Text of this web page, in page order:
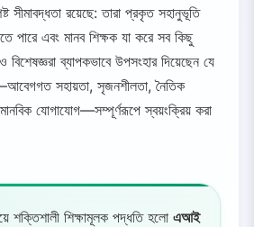
সীমাবদ্ধতা রয়েছে: তারা প্রকৃত সহানুভূতি
পারে এবং মানব শিক্ষক যা করে সব কিছু
ব্যাপকভাবে উপসংহার দিয়েছেন যে
সহায়তা, সৃজনশীলতা, নৈতিক
মানবিক যোগাযোগ—সম্পূর্ণরূপে স্বয়ংক্রিয় করা
শক্তিশালী শিক্ষামূলক পদ্ধতি হলো এআই